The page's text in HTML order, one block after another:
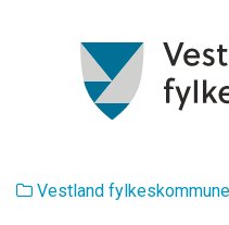
Vestland fylkeskommune